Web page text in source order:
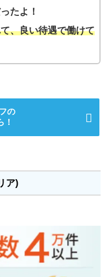
たよ！
、良い待遇で働けて
の
！
ア)